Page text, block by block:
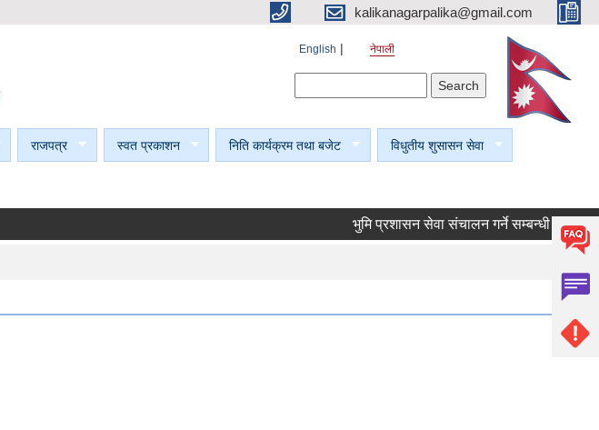
kalikanagarpalika@gmail.com
English नेपाली
राजपत्र स्वत प्रकाशन निति कार्यक्रम तथा बजेट विधुतीय शुसासन सेवा
भुमि प्रशासन सेवा संचालन गर्ने सम्बन्धी सूचना।